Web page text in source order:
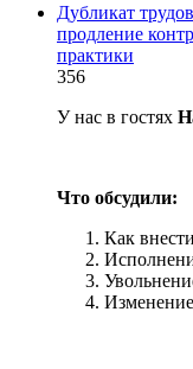
Дубликат
продление
практики
356
У нас в гостях
Что обсудили:
Как